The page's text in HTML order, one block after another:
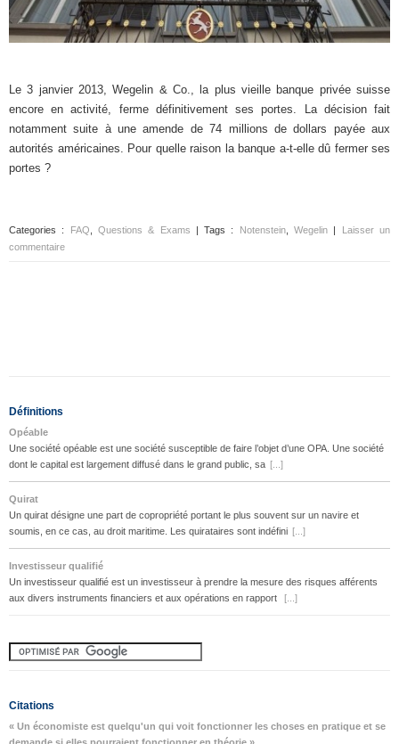
Le 3 janvier 2013, Wegelin & Co., la plus vieille banque privée suisse
encore en activité, ferme définitivement ses portes. La décision fait
notamment suite à une amende de 74 millions de dollars payée aux
autorités américaines. Pour quelle raison la banque a-t-elle dû fermer ses
portes ?
Categories : FAQ Questions & Exams | Tags : Notenstein,Wegelin |
Laisser un
commentaire
Définitions
Opéable
Une société opéable est une société susceptible de faire l’objet d’une OPA. Une société
dont le capital est largement diffusé dans le grand public, sa [...]
Quirat
Un quirat désigne une part de copropriété portant le plus souvent sur un navire et
soumis, en ce cas, au droit maritime. Les quirataires sont indéfini [...]
Investisseur qualifié
Un investisseur qualifié est un investisseur à prendre la mesure des risques afférents
aux divers instruments financiers et aux opérations en rapport
[...]
Citations
« Un économiste est quelqu'un qui voit fonctionner les choses en pratique et se